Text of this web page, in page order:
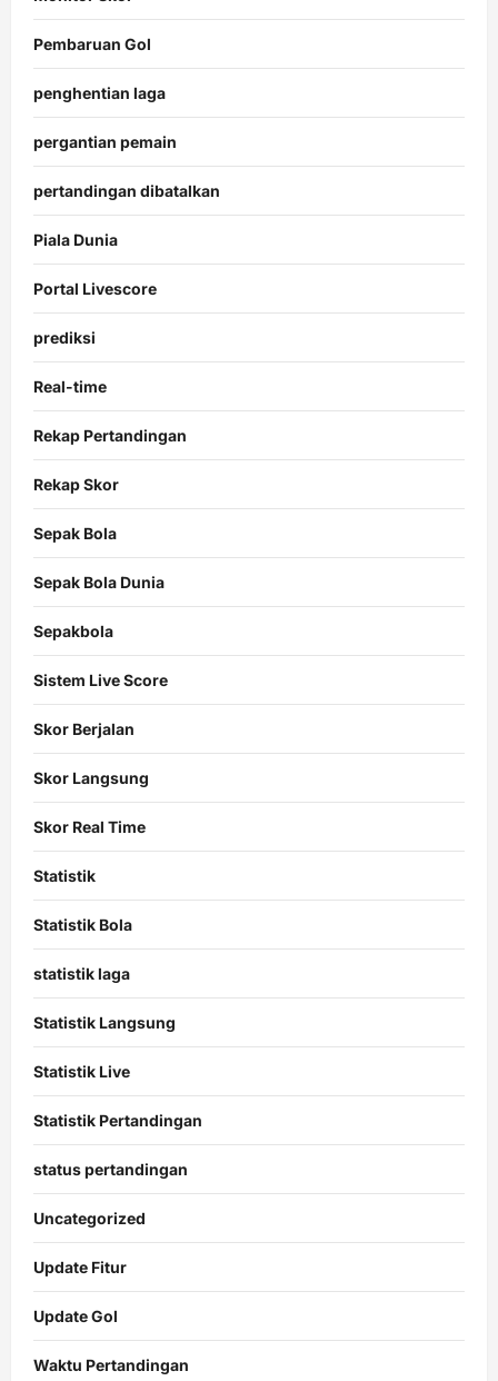
Pembaruan Gol
penghentian laga
pergantian pemain
pertandingan dibatalkan
Piala Dunia
Portal Livescore
prediksi
Real-time
Rekap Pertandingan
Rekap Skor
Sepak Bola
Sepak Bola Dunia
Sepakbola
Sistem Live Score
Skor Berjalan
Skor Langsung
Skor Real Time
Statistik
Statistik Bola
statistik laga
Statistik Langsung
Statistik Live
Statistik Pertandingan
status pertandingan
Uncategorized
Update Fitur
Update Gol
Waktu Pertandingan